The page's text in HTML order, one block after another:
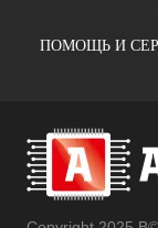
ПОМОЩЬ И